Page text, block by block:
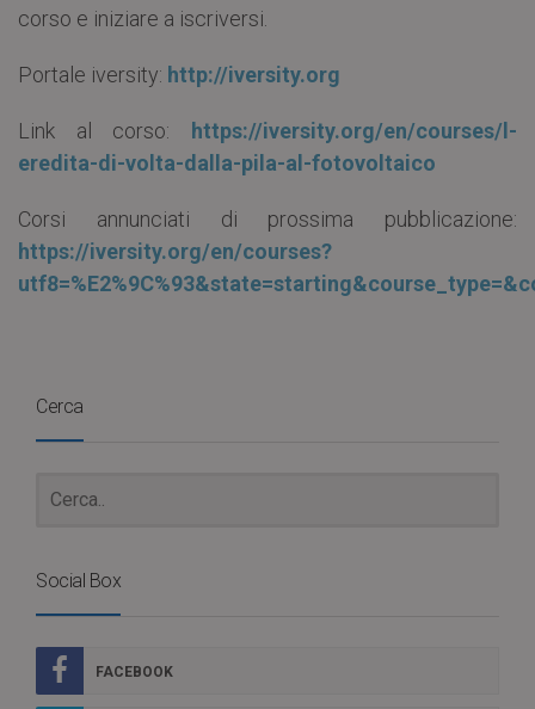
corso e iniziare a iscriversi.
Portale iversity: http://iversity.org
Link al corso: https://iversity.org/en/courses/l-
eredita-di-volta-dalla-pila-al-fotovoltaico
Corsi annunciati di prossima pubblicazione:
https://iversity.org/en/courses?
Cerca
Social Box
FACEBOOK